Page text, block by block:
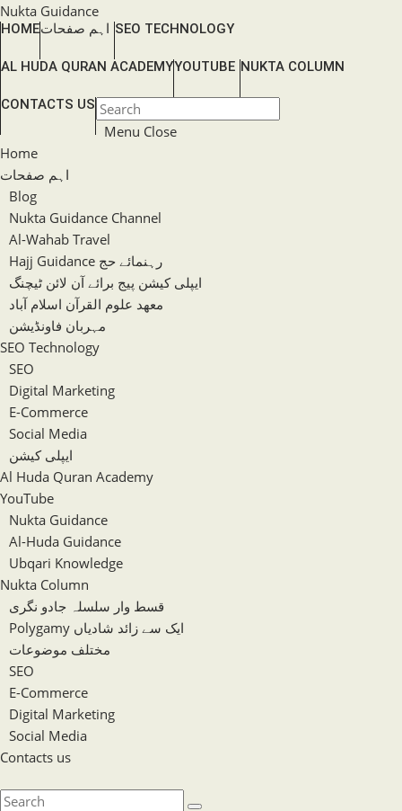
Skip
to
Nukta Guidance
HOMEاہم صفحات SEO TECHNOLOGY
AL HUDA QURAN ACADEMYYOUTUBE NUKTA COLUMN
CONTACTS USTOGGLE
WEBSITE
SEARCH
Menu Close
Home
اہم صفحات
Blog
Nukta Guidance Channel
Al-Wahab Travel
Hajj Guidance رہنمائے حج
ایپلی کیشن پیج برائے آن لائن ٹیچنگ
معھد علوم القرآن اسلام آباد
مہربان فاونڈیشن
SEO Technology
SEO
Digital Marketing
E-Commerce
Social Media
ایپلی کیشن
Al Huda Quran Academy
YouTube
Nukta Guidance
Al-Huda Guidance
Ubqari Knowledge
Nukta Column
قسط وار سلسلہ جادو نگری
Polygamy ایک سے زائد شادیاں
مختلف موضوعات
SEO
E-Commerce
Digital Marketing
Social Media
Contacts us
website
Search